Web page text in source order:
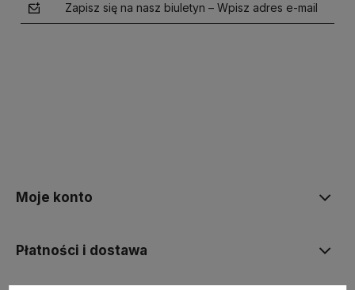
Zapisz się na nasz biuletyn – Wpisz adres e-mail
Moje konto
Płatności i dostawa